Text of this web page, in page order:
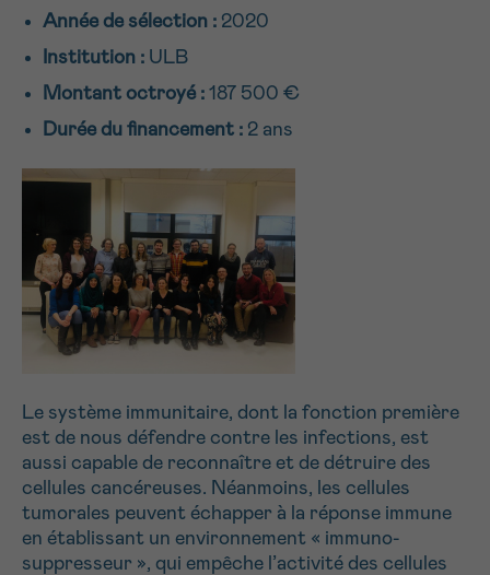
Année de sélection : 2020
Institution : ULB
Montant octroyé : 187 500 €
Durée du financement : 2 ans
Le système immunitaire, dont la fonction première
est de nous défendre contre les infections, est
aussi capable de reconnaître et de détruire des
cellules cancéreuses. Néanmoins, les cellules
tumorales peuvent échapper à la réponse immune
en établissant un environnement « immuno-
suppresseur », qui empêche l’activité des cellules
Je souhaite être rappelé.e
En savoir plus sur Cancerinfo
E-MAIL
Je souhaite recevoir la Newsletter
J’accepte les
conditions d’utilisations
*CHAMP OBLIGATOIRE
13h-16h
16h-18h
Suivant